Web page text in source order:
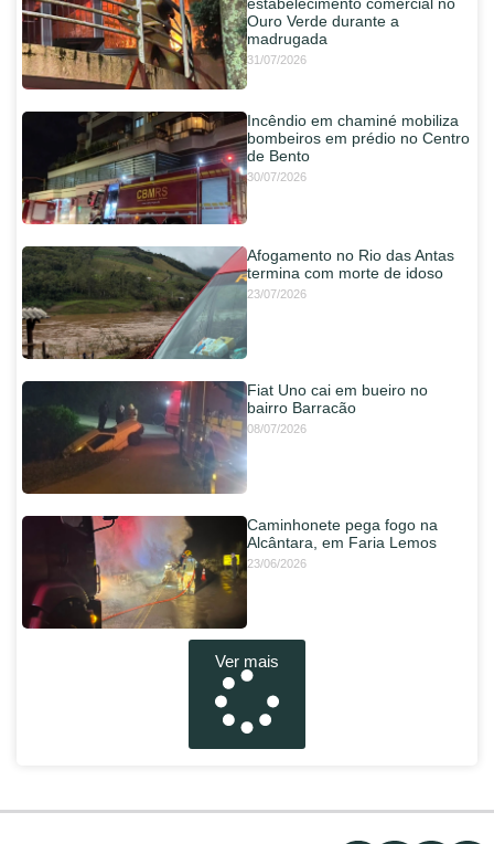
Ouro Verde durante a
madrugada
31/07/2026
Incêndio em chaminé mobiliza
bombeiros em prédio no Centro
de Bento
30/07/2026
Afogamento no Rio das Antas
termina com morte de idoso
23/07/2026
Fiat Uno cai em bueiro no
bairro Barracão
08/07/2026
Caminhonete pega fogo na
Alcântara, em Faria Lemos
23/06/2026
Ver mais